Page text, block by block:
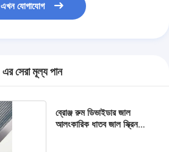
এখন যোগাযোগ
এর সেরা মূল্য পান
ব্রোঞ্জ রুম ডিভাইডার জাল
আলংকারিক ধাতব জাল স্ক্রিন